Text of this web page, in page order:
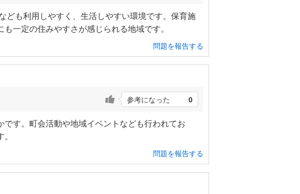
ども利用しやすく、生活しやすい環境です。保育施
一定の住みやすさが感じられる地域です。
問題を報告する
参考になった 0
す。町会活動や地域イベントなども行われてお
問題を報告する